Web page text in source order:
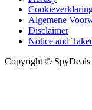
Algemene
Disclaimer
Notice and
Copyright © SpyDeals